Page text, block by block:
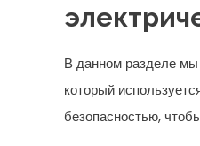
В данном разделе мы
который
безопасностью,